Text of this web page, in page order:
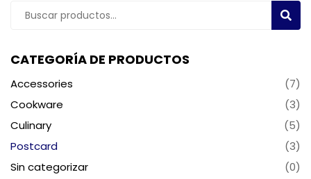
Buscar
CATEGORÍA DE PRODUCTOS
Accessories
(7)
Cookware
(3)
Culinary
(5)
Postcard
(3)
Sin categorizar
(0)